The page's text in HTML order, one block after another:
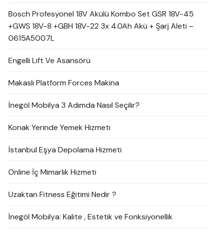
Bosch Profesyonel 18V Akülü Kombo Set GSR 18V-45
+GWS 18V-8 +GBH 18V-22 3x 4.0Ah Akü + Şarj Aleti –
0615A5007L
Engelli Lift Ve Asansörü
Makaslı Platform Forces Makina
İnegöl Mobilya 3 Adımda Nasıl Seçilir?
Konak Yerinde Yemek Hizmeti
İstanbul Eşya Depolama Hizmeti
Online İç Mimarlık Hizmeti
Uzaktan Fitness Eğitimi Nedir ?
İnegöl Mobilya: Kalite , Estetik ve Fonksiyonellik